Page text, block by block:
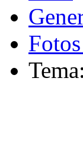
Tema: